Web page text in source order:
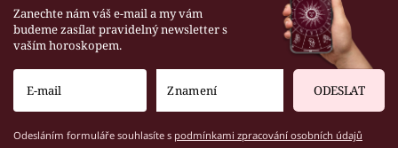
Zanechte nám váš e-mail a my vám
budeme zasílat pravidelný newsletter s
vaším horoskopem.
ODESLAT
Odesláním formuláře souhlasíte s podmínkami zpracování osobních údajů